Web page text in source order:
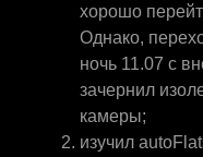
хорошо
Однако,
ночь 11.07 с
зачернил
камеры;
изучил